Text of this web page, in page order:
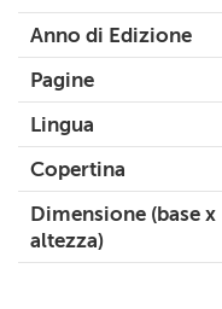
Anno di Edizione
Pagine
Lingua
Copertina
Dimensione (base x
altezza)